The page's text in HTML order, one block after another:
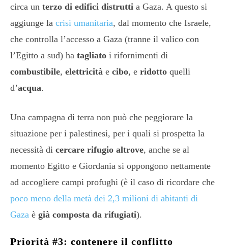
circa un terzo di edifici distrutti a Gaza. A questo si
aggiunge la crisi umanitaria, dal momento che Israele,
che controlla l’accesso a Gaza (tranne il valico con
l’Egitto a sud) ha tagliato i rifornimenti di
combustibile, elettricità e cibo, e ridotto quelli
d’acqua.
Una campagna di terra non può che peggiorare la
situazione per i palestinesi, per i quali si prospetta la
necessità di cercare rifugio altrove, anche se al
momento Egitto e Giordania si oppongono nettamente
ad accogliere campi profughi (è il caso di ricordare che
poco meno della metà dei 2,3 milioni di abitanti di
Gaza è già composta da rifugiati).
Priorità #3: contenere il conflitto